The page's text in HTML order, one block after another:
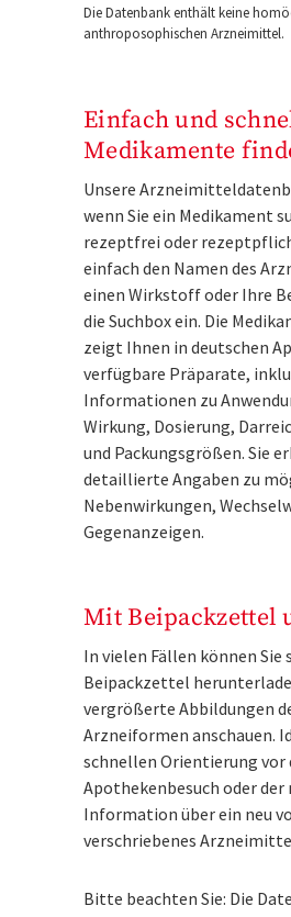
Die Datenbank enthält keine
anthroposophischen Arzneimittel.
Einfach und
Medikamente
Unsere
wenn Sie ein Medikament
rezeptfrei oder
einfach den Namen des
einen Wirkstoff oder Ihre
die Suchbox ein. Die
zeigt Ihnen in deutschen
verfügbare Präparate,
Informationen zu
Wirkung, Dosierung,
und Packungsgrößen. Sie
detaillierte Angaben zu
Nebenwirkungen,
Gegenanzeigen.
Mit Beipackzettel
In vielen Fällen können Sie
Beipackzettel
vergrößerte Abbildungen
Arzneiformen anschauen.
schnellen Orientierung vor
Apothekenbesuch oder der
Information über ein neu
verschriebenes
Bitte beachten Sie: Die